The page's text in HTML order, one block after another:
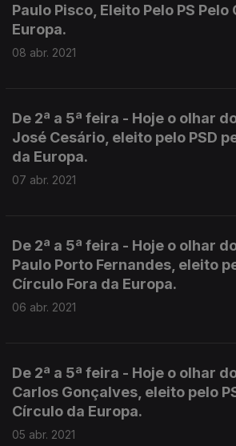
Paulo Pisco, Eleito Pelo PS Pelo
Europa.
08 abr. 2021
De 2ª a 5ª feira - Hoje o olhar
José Cesário, eleito pelo PSD
da Europa.
07 abr. 2021
De 2ª a 5ª feira - Hoje o olhar
Paulo Porto Fernandes, eleito
Círculo Fora da Europa.
06 abr. 2021
De 2ª a 5ª feira - Hoje o olhar
Carlos Gonçalves, eleito pelo
Círculo da Europa.
05 abr. 2021